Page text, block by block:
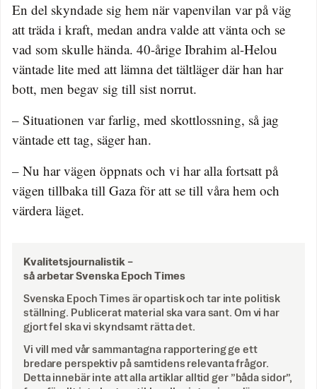
En del skyndade sig hem när vapenvilan var på väg
att träda i kraft, medan andra valde att vänta och se
vad som skulle hända. 40-årige Ibrahim al-Helou
väntade lite med att lämna det tältläger där han har
bott, men begav sig till sist norrut.
– Situationen var farlig, med skottlossning, så jag
väntade ett tag, säger han.
– Nu har vägen öppnats och vi har alla fortsatt på
vägen tillbaka till Gaza för att se till våra hem och
värdera läget.
Kvalitetsjournalistik –
så arbetar Svenska Epoch Times
Svenska Epoch Times är opartisk och tar inte politisk
ställning. Publicerat material ska vara sant. Om vi har
gjort fel ska vi skyndsamt rätta det.
Vi vill med vår sammantagna rapportering ge ett
bredare perspektiv på samtidens relevanta frågor.
Detta innebär inte att alla artiklar alltid ger ”båda sidor”,